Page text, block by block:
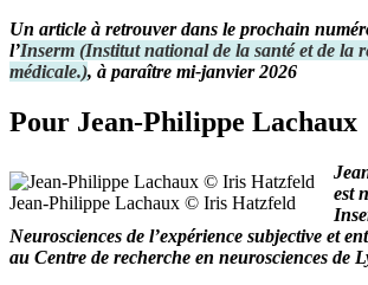
Un article à retrouver dans le prochain
l’Inserm (Institut national de la santé et de la
médicale.), à paraître mi-janvier 2026
Pour Jean-Philippe Lachaux
Jean-Philippe Lachaux © Iris Hatzfeld
est
Neurosciences de l’expérience subjective et
au Centre de recherche en neurosciences de